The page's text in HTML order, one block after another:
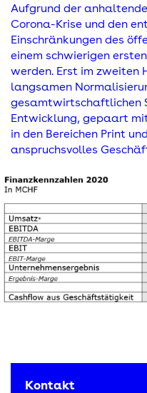
Aufgrund der
Corona-Krise und den
Einschränkungen des
einem schwierigen
werden. Erst im zweiten
langsamen
gesamtwirtschaftlichen
Entwicklung, gepaart
in den Bereichen Print
anspruchsvolles
Kontakt